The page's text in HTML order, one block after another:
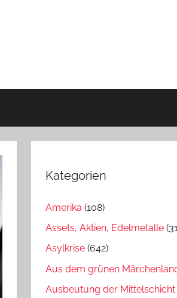
Kategorien
Amerika (108)
Assets, Aktien, Edelmetalle
Asylkrise (642)
Aus dem grünen
Ausbeutung der Mittelschicht